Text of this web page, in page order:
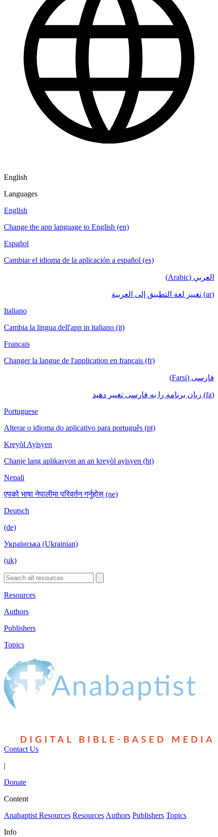
English
Languages
English
Change the app language to English (en)
Español
Cambiar el idioma de la aplicación a español (es)
العربي (Arabic)
(ar) تغيير لغة التطبيق إلى العربية
Italiano
Cambia la lingua dell'app in italiano (it)
Français
Changer la langue de l'application en français (fr)
فارسی (Farsi)
(fa) زبان برنامه را به فارسی تغییر دهید
Portuguese
Alterar o idioma do aplicativo para português (pt)
Kreyòl Ayisyen
Chanje lang aplikasyon an an kreyòl ayisyen (ht)
Nepali
एपको भाषा नेपालीमा परिवर्तन गर्नुहोस् (ne)
Deutsch
(de)
Українська (Ukrainian)
(uk)
Resources
Authors
Publishers
Topics
Contact Us
|
Donate
Content
Anabaptist Resources Resources Authors Publishers Topics
Info